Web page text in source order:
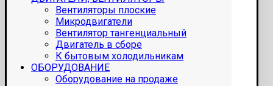
Вентиляторы плоские
Микродвигатели
Вентилятор тангенциальный
Двигатель в сборе
К бытовым холодильникам
ОБОРУДОВАНИЕ
Оборудование на продаже